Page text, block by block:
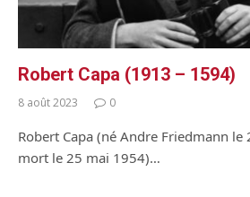
Robert Capa (1913 – 1594)
8 août 2023 0
Robert Capa (né Andre Friedmann
mort le 25 mai 1954)…